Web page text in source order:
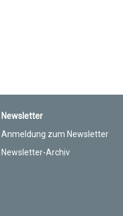
Newsletter
Anmeldung zum Newsletter
Newsletter-Archiv